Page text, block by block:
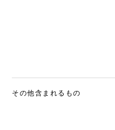
その他含まれるもの